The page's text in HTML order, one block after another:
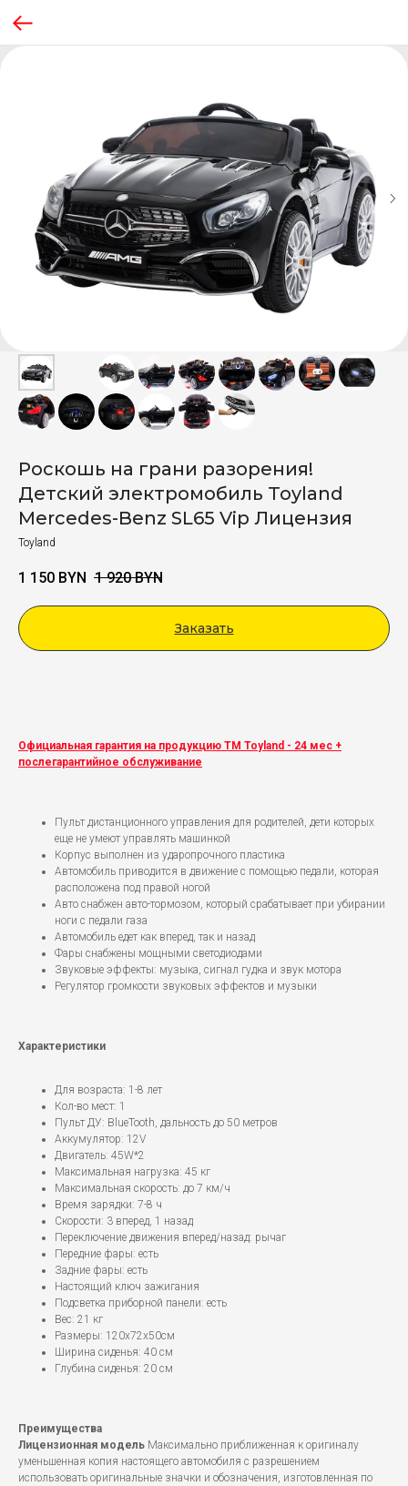
Роскошь на грани разорения!
Детский электромобиль Toyland
Mercedes-Benz SL65 Vip Лицензия
Toyland
1 150 BYN 1 920 BYN
Заказать
Официальная гарантия на продукцию ТМ Toyland - 24 мес +
послегарантийное обслуживание
Пульт дистанционного управления для родителей, дети которых
еще не умеют управлять машинкой
Корпус выполнен из ударопрочного пластика
Автомобиль приводится в движение с помощью педали, которая
расположена под правой ногой
Авто снабжен авто-тормозом, который срабатывает при убирании
ноги с педали газа
Автомобиль едет как вперед, так и назад
Фары снабжены мощными светодиодами
Звуковые эффекты: музыка, сигнал гудка и звук мотора
Регулятор громкости звуковых эффектов и музыки
Характеристики
Для возраста: 1-8 лет
Кол-во мест: 1
Пульт ДУ: BlueTooth, дальность до 50 метров
Аккумулятор: 12V
Двигатель: 45W*2
Максимальная нагрузка: 45 кг
Максимальная скорость: до 7 км/ч
Время зарядки: 7-8 ч
Скорости: 3 вперед, 1 назад
Переключение движения вперед/назад: рычаг
Передние фары: есть
Задние фары: есть
Настоящий ключ зажигания
Подсветка приборной панели: есть
Вес: 21 кг
Размеры: 120х72х50см
Ширина сиденья: 40 см
Глубина сиденья: 20 см
Преимущества
Лицензионная модель Максимально приближенная к оригиналу
уменьшенная копия настоящего автомобиля с разрешением
использовать оригинальные значки и обозначения, изготовленная по